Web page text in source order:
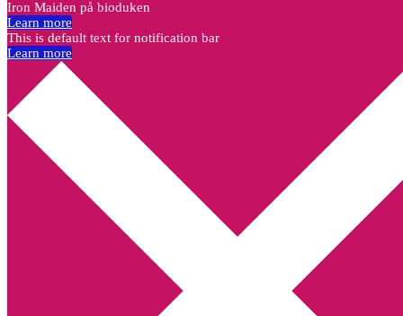
Iron Maiden på bioduken
Learn more
This is default text for notification bar
Learn more